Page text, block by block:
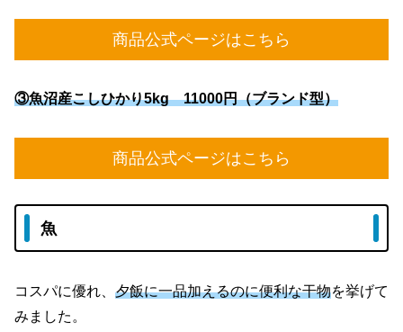
商品公式ページはこちら
③魚沼産こしひかり5kg 11000円（ブランド型）
商品公式ページはこちら
魚
コスパに優れ、 夕飯に一品加えるのに便利な干物を挙げて
みました。